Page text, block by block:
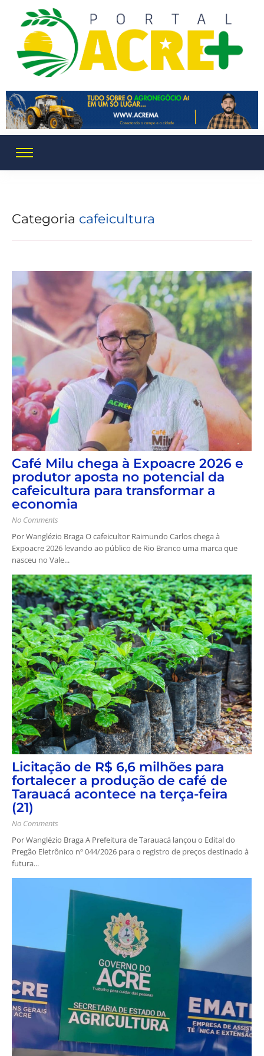
Categoria cafeicultura
Café Milu chega à Expoacre 2026 e
produtor aposta no potencial da
cafeicultura para transformar a
economia
No Comments
Por Wanglézio Braga O cafeicultor Raimundo Carlos chega à
Expoacre 2026 levando ao público de Rio Branco uma marca que
nasceu no Vale...
Licitação de R$ 6,6 milhões para
fortalecer a produção de café de
Tarauacá acontece na terça-feira
(21)
No Comments
Por Wanglézio Braga A Prefeitura de Tarauacá lançou o Edital do
Pregão Eletrônico nº 044/2026 para o registro de preços destinado à
futura...